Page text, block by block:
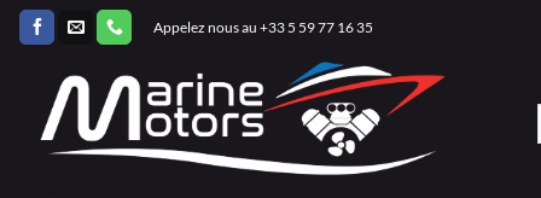
Ga
naar
Appelez nous au +33 5 59 77 16 35